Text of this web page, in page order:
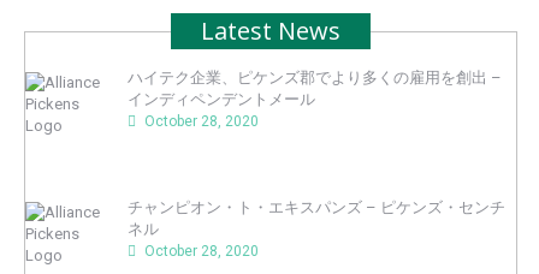
Latest News
ハイテク企業、ピケンズ郡でより多くの雇用を創出 –
インディペンデントメール
October 28, 2020
チャンピオン・ト・エキスパンズ – ピケンズ・センチ
ネル
October 28, 2020